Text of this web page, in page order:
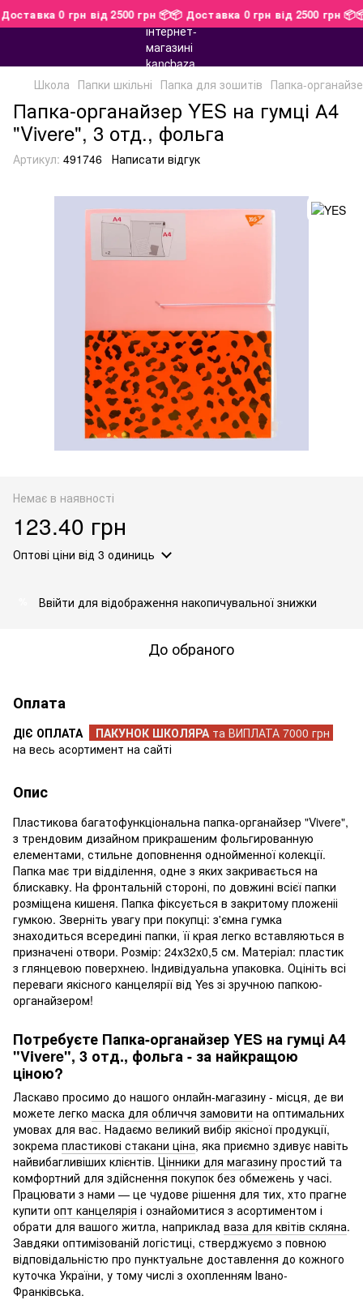
Доставка 0 грн від 2500 грн 📦📦 Доставка 0 грн від 2500 грн 📦
Школа Папки шкільні Папка для зошитів Папка-
Папка-органайзер YES на гумці А4
"Vivere", 3 отд., фольга
Артикул: 491746 Написати відгук
Немає в наявності
123.40 грн
Оптові ціни від 3 одиниць
Ввійти для відображення накопичувальної знижки
До обраного
Оплата
ДІЄ ОПЛАТА ПАКУНОК ШКОЛЯРА та ВИПЛАТА 7000 грн
на весь асортимент на сайті
Опис
Пластикова багатофункціональна папка-органайзер "Vivere",
з трендовим дизайном прикрашеним фольгированную
елементами, стильне доповнення однойменної колекції.
Папка має три відділення, одне з яких закривається на
блискавку. На фронтальній стороні, по довжині всієї папки
розміщена кишеня. Папка фіксується в закритому пложеніі
гумкою. Зверніть увагу при покупці: з'ємна гумка
знаходиться всередині папки, її края легко вставляються в
призначені отвори. Розмір: 24х32х0,5 см. Матеріал: пластик
з глянцевою поверхнею. Індивідуальна упаковка. Оцініть всі
переваги якісного канцелярії від Yes зі зручною папкою-
органайзером!
Потребуєте Папка-органайзер YES на гумці А4
"Vivere", 3 отд., фольга - за найкращою
ціною?
Ласкаво просимо до нашого онлайн-магазину - місця, де ви
можете легко маска для обличчя замовити на оптимальних
умовах для вас. Надаємо великий вибір якісної продукції,
зокрема пластикові стакани ціна, яка приємно здивує навіть
найвибагливіших клієнтів. Цінники для магазину простий та
комфортний для здійснення покупок без обмежень у часі.
Працювати з нами — це чудове рішення для тих, хто прагне
купити опт канцелярія і ознайомитися з асортиментом і
обрати для вашого житла, наприклад ваза для квітів скляна.
Завдяки оптимізованій логістиці, стверджуємо з повною
відповідальністю про пунктуальне доставлення до кожного
куточка України, у тому числі з охопленням Івано-
Франківська.